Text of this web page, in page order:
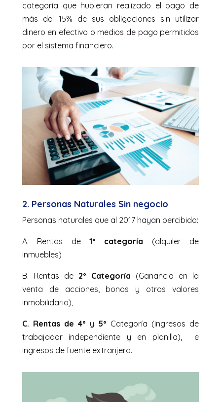
categoría que hubieran realizado el pago de
más del 15% de sus obligaciones sin utilizar
dinero en efectivo o medios de pago permitidos
por el sistema financiero.
2. Personas Naturales Sin negocio
Personas naturales que al 2017 hayan percibido:
A. Rentas de 1º categoría (alquiler de
inmuebles)
B. Rentas de2º Categoría (Ganancia en la
venta de acciones, bonos y otros valores
inmobilidario),
C. Rentas de 4º y 5º Categoría (ingresos de
trabajador independiente y en planilla), e
ingresos de fuente extranjera.